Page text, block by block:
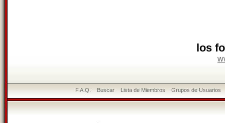
los
F.A.Q. Buscar Lista de Miembros Grupos de Usuarios